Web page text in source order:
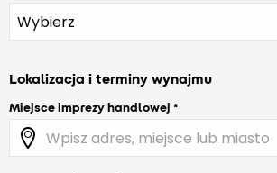
Lokalizacja i terminy wynajmu
Miejsce imprezy handlowej